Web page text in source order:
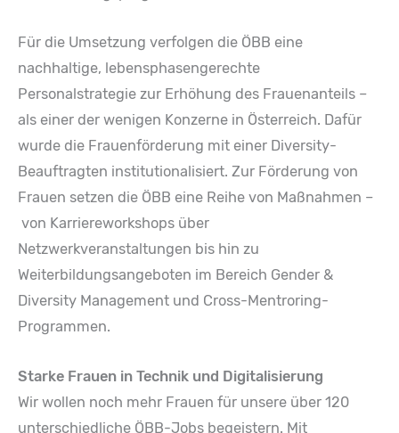
Für die Umsetzung verfolgen die ÖBB eine
nachhaltige, lebensphasengerechte
Personalstrategie zur Erhöhung des Frauenanteils –
als einer der wenigen Konzerne in Österreich. Dafür
wurde die Frauenförderung mit einer Diversity-
Beauftragten institutionalisiert. Zur Förderung von
Frauen setzen die ÖBB eine Reihe von Maßnahmen –
von Karriereworkshops über
Netzwerkveranstaltungen bis hin zu
Weiterbildungsangeboten im Bereich Gender &
Diversity Management und Cross-Mentroring-
Programmen.
Starke Frauen in Technik und Digitalisierung
Wir wollen noch mehr Frauen für unsere über 120
unterschiedliche ÖBB-Jobs begeistern. Mit